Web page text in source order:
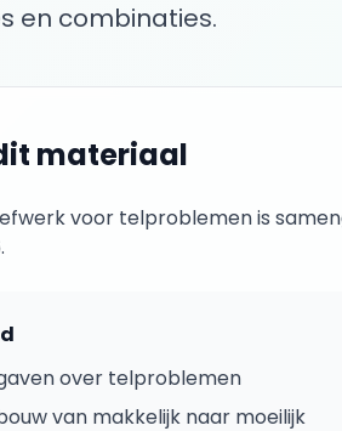
en combinaties.
materiaal
voor telproblemenis
.
over telproblemen
van makkelijk naar moeilijk